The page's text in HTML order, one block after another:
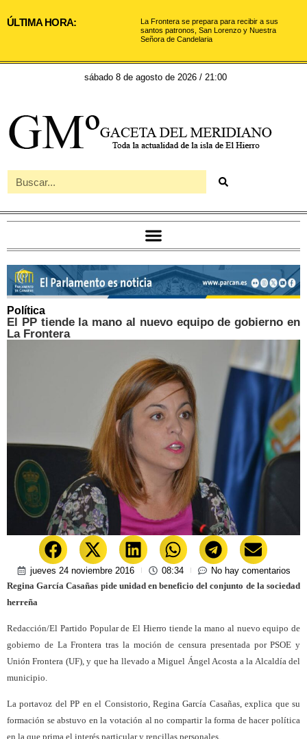
ÚLTIMA HORA:
La Frontera se prepara para recibir a sus
santos patronos, San Lorenzo y Nuestra
Señora de Candelaria
sábado 8 de agosto de 2026 / 21:00
Política
El PP tiende la mano al nuevo equipo de gobierno en
La Frontera
jueves 24 noviembre 2016 08:34
No hay comentarios
Regina García Casañas pide unidad en beneficio del conjunto de la sociedad
herreña
Redacción/El Partido Popular de El Hierro tiende la mano al nuevo equipo de
gobierno de La Frontera tras la moción de censura presentada por PSOE y
Unión Frontera (UF), y que ha llevado a Miguel Ángel Acosta a la Alcaldía del
municipio.
La portavoz del PP en el Consistorio, Regina García Casañas, explica que su
formación se abstuvo en la votación al no compartir la forma de hacer política
en la que prima el interés particular y rencillas personales.